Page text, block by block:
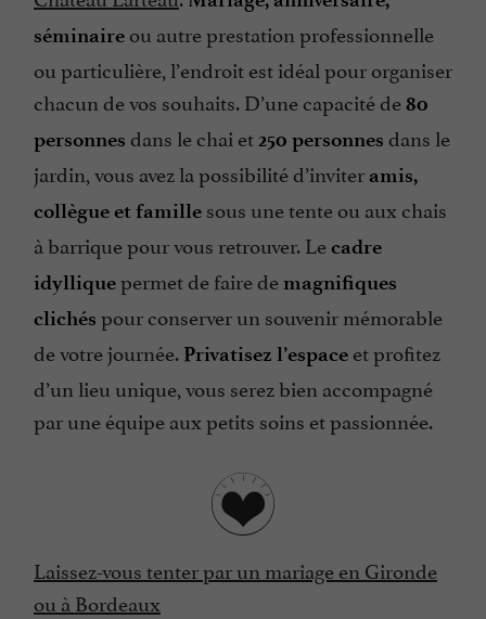
séminaire ou autre prestation professionnelle
ou particulière, l’endroit est idéal pour organiser
chacun de vos souhaits. D’une capacité de80
personnes dans le chai et250 personnes dans le
jardin, vous avez la possibilité d’inviter amis,
collègue et famille sous une tente ou aux chais
à barrique pour vous retrouver. Lecadre
idylliquepermet de faire de magnifiques
clichés pour conserver un souvenir mémorable
de votre journée. Privatisez l’espace et profitez
d’un lieu unique, vous serez bien accompagné
par une équipe aux petits soins et passionnée.
Laissez-vous tenter par un mariage en Gironde
ou à Bordeaux